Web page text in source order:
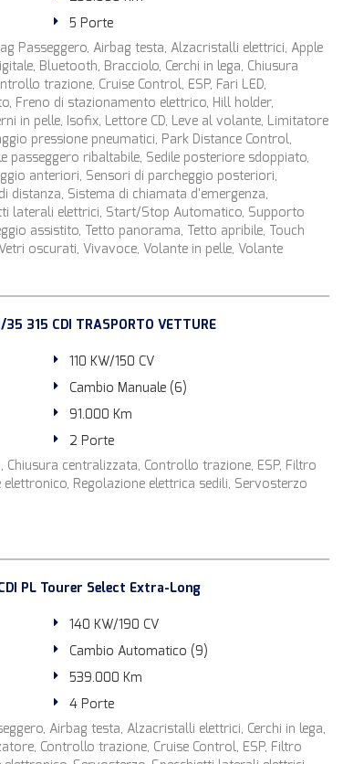
5 Porte
Passeggero, Airbag testa, Alzacristalli elettrici, Apple
Bluetooth, Bracciolo, Cerchi in lega, Chiusura
trazione, Cruise Control, ESP, Fari LED,
Freno di stazionamento elettrico, Hill holder,
in pelle, Isofix, Lettore CD, Leve al volante, Limitatore
pressione pneumatici, Park Distance Control,
passeggero ribaltabile, Sedile posteriore sdoppiato,
anteriori, Sensori di parcheggio posteriori,
distanza, Sistema di chiamata d'emergenza,
laterali elettrici, Start/Stop Automatico, Supporto
assistito, Tetto panorama, Tetto apribile, Touch
oscurati, Vivavoce, Volante in pelle, Volante
315 CDI TRASPORTO VETTURE
110 KW/150 CV
Cambio Manuale (6)
91.000 Km
2 Porte
Chiusura centralizzata, Controllo trazione, ESP, Filtro
Regolazione elettrica sedili, Servosterzo
PL Tourer Select Extra-Long
140 KW/190 CV
Cambio Automatico (9)
539.000 Km
4 Porte
Airbag testa, Alzacristalli elettrici, Cerchi in lega,
Controllo trazione, Cruise Control, ESP, Filtro